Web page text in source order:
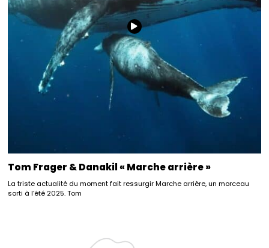
Tom Frager & Danakil « Marche arrière »
La triste actualité du moment fait ressurgir Marche arrière, un morceau
sorti à l’été 2025. Tom